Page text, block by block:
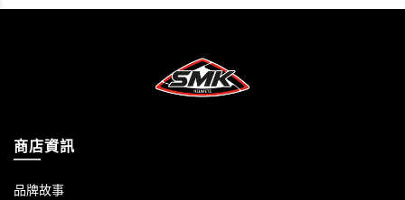
商店資訊
品牌故事